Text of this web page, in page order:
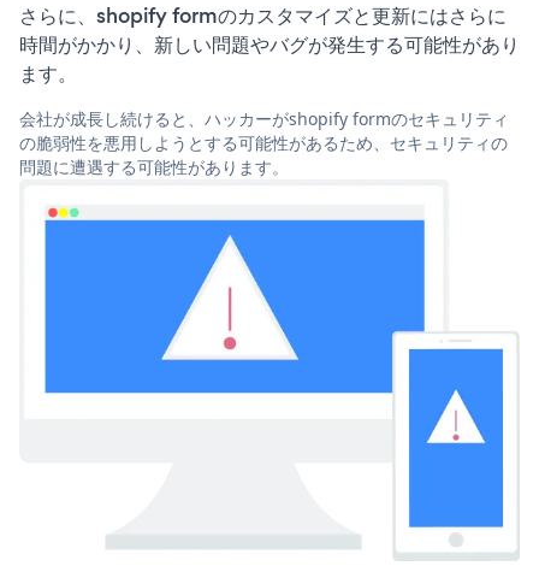
さらに、shopify formのカスタマイズと更新にはさらに
時間がかかり、新しい問題やバグが発生する可能性があり
ます。
会社が成長し続けると、ハッカーがshopify formのセキュリティ
の脆弱性を悪用しようとする可能性があるため、セキュリティの
問題に遭遇する可能性があります。